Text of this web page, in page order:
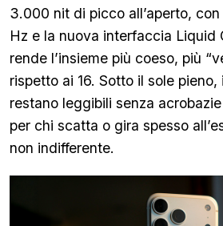
3.000 nit di picco all’aperto,
Hz e la nuova interfaccia Liquid
rende l’insieme più coeso, più
rispetto ai 16. Sotto il sole
restano leggibili senza
per chi scatta o gira spesso
non indifferente.